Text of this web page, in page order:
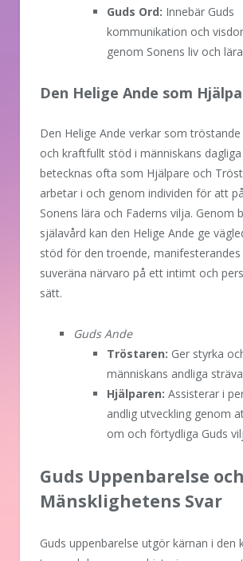
Guds Ord: Innebär Guds
kommunikation och
genom Sonens liv och
Den Helige Ande som
Den Helige Ande verkar som
och kraftfullt stöd i människans dagliga
betecknas ofta som Hjälpare och
arbetar i och genom individen för att
Sonens lära och Faderns vilja. Genom
själavård kan den Helige Ande ge
stöd för den troende, manifesterandes
suveräna närvaro på ett intimt och
sätt.
Guds Ande
Tröstaren: Ger styrka
människans andliga
Hjälparen: Assisterar i
andlig utveckling genom
om och förtydliga Guds
Guds Uppenbarelse och
Mänsklighetens Svar
Guds uppenbarelse utgör kärnan i den